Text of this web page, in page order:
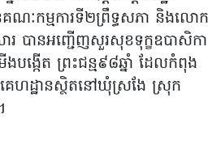
គណៈកម្មការទី២ព្រឹទ្ធសភា និងលោក
ារ បានអញ្ជើញសួរសុខទុក្ខឧបាសិកា
បង្កើត ព្រះជន្ម៩៨ឆ្នាំ ដែលកំពុង
េហដ្ឋានស្ថិតនៅឃុំស្រងែ ស្រុក